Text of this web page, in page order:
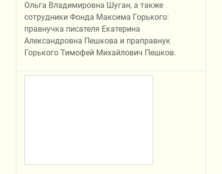
Ольга Владимировна Шуган, а также
сотрудники Фонда Максима Горького:
правнучка писателя Екатерина
Александровна Пешкова и праправнук
Горького Тимофей Михайлович Пешков.